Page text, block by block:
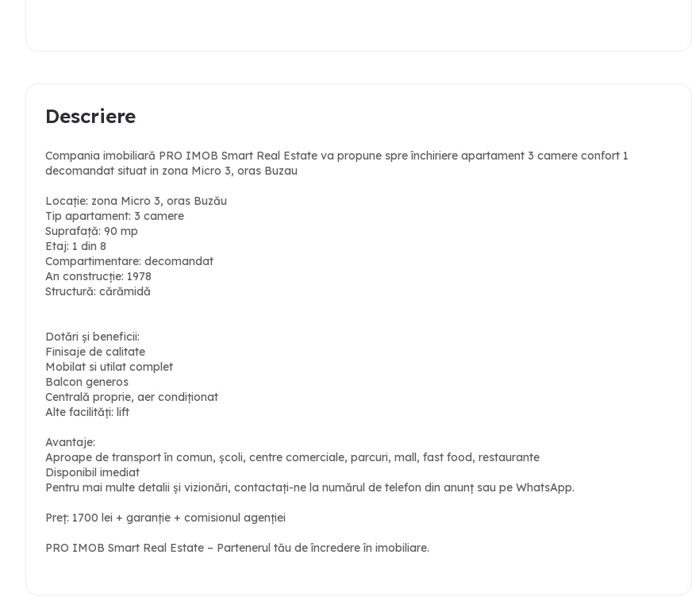
Descriere
Compania imobiliară PRO IMOB Smart Real Estate va propune spre închiriere apartament 3 camere confort 1
decomandat situat in zona Micro 3, oras Buzau
Locație: zona Micro 3, oras Buzău
Tip apartament: 3 camere
Suprafață: 90 mp
Etaj: 1 din 8
Compartimentare: decomandat
An construcție: 1978
Structură: cărămidă
Dotări și beneficii:
Finisaje de calitate
Mobilat si utilat complet
Balcon generos
Centrală proprie, aer condiționat
Alte facilități: lift
Avantaje:
Aproape de transport în comun, școli, centre comerciale, parcuri, mall, fast food, restaurante
Disponibil imediat
Pentru mai multe detalii și vizionări, contactați-ne la numărul de telefon din anunț sau pe WhatsApp.
Preț: 1700 lei + garanție + comisionul agenției
PRO IMOB Smart Real Estate – Partenerul tău de încredere în imobiliare.